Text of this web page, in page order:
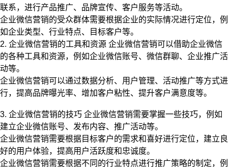
联系，进行产品推广、品牌宣传、客户服务等活动。
企业微信营销的受众群体需要根据企业的实际情况进行定位，例
如企业类型、行业特点、目标客户等。
2. 企业微信营销的工具和资源 企业微信营销可以借助企业微信
的各种工具和资源，例如企业微信账号、微信群聊、企业推广活
动等。
企业微信营销可以通过数据分析、用户管理、活动推广等方式进
行，提高品牌曝光率、增加客户粘性、提升客户满意度等。
3. 企业微信营销的技巧 企业微信营销需要掌握一些技巧，例如
建立企业微信账号、发布内容、推广活动等。
企业微信营销需要根据目标客户的需求和喜好进行定位，建立良
好的用户体验，提高用户活跃度和忠诚度。
企业微信营销需要根据不同的行业特点进行推广策略的制定，例